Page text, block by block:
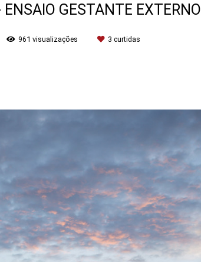
ENSAIO GESTANTE EXTERNO
961 visualizações 3 curtidas